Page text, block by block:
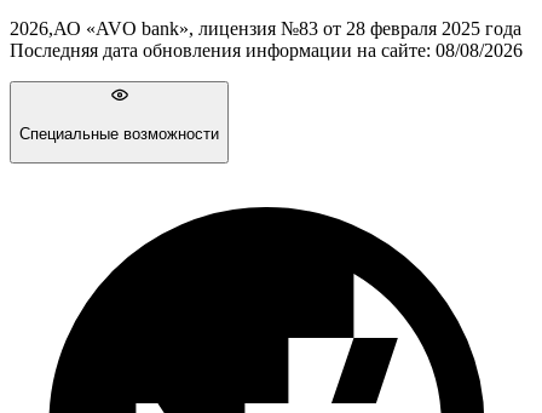
2026,АО «AVO bank», лицензия №83 от 28 февраля 2025 года
Последняя дата обновления информации на сайте: 08/08/2026
Специальные возможности